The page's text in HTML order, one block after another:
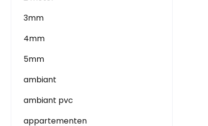
3mm
4mm
5mm
ambiant
ambiant pvc
appartementen